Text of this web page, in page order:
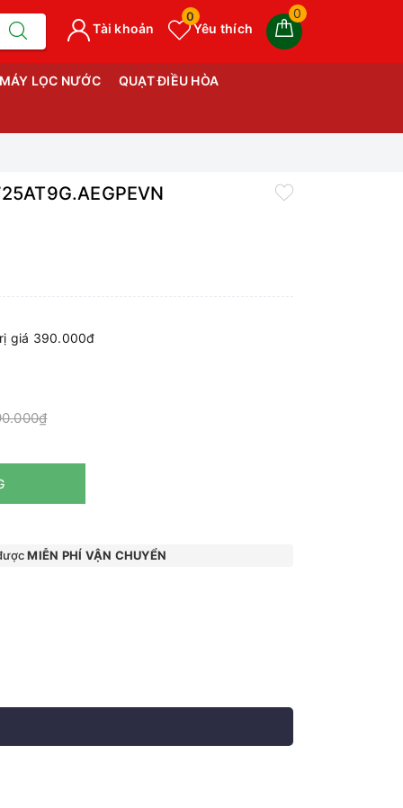
0
Yêu thích
0
Tài khoản
MÁY LỌC NƯỚC QUẠT ĐIỀU HÒA
giá 390.000đ
MIỄN PHÍ VẬN CHUYỂN